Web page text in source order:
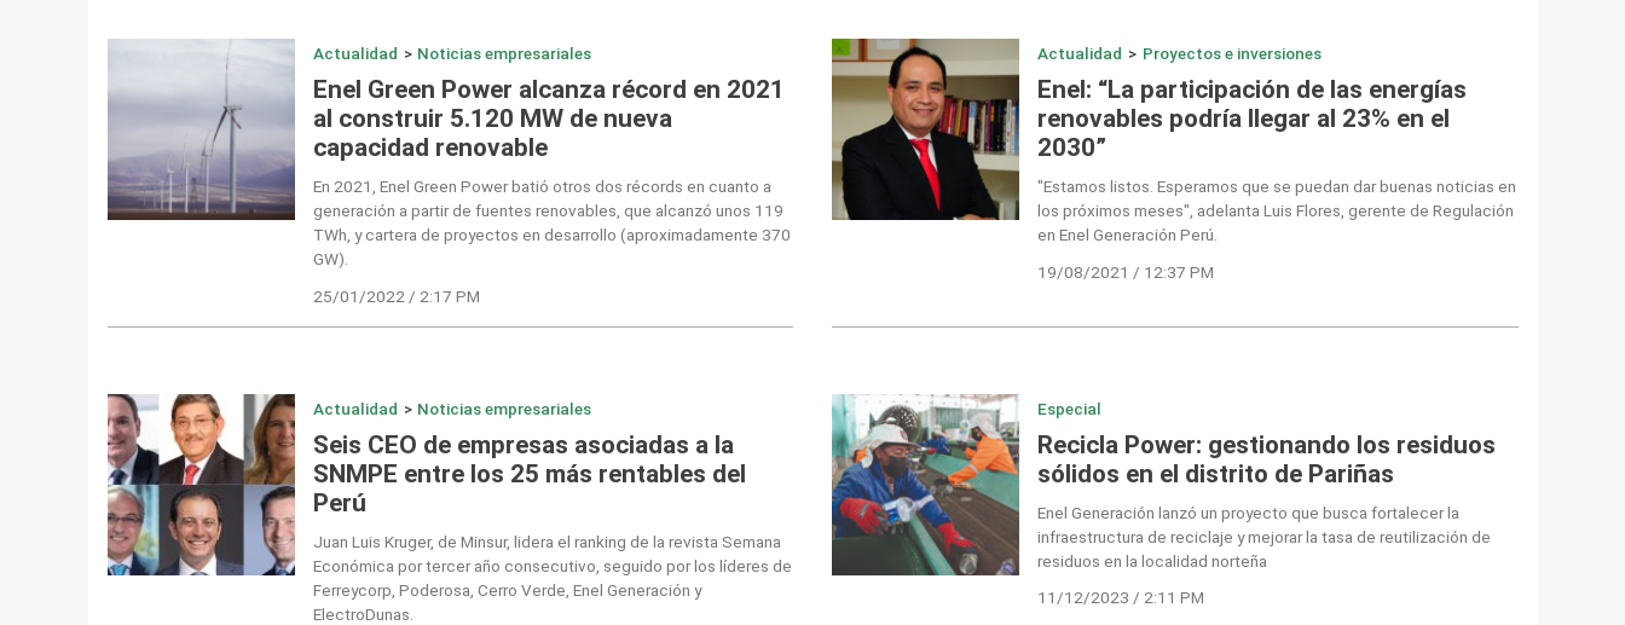
Actualidad > Noticias empresariales
Enel Green Power alcanza récord en 2021
al construir 5.120 MW de nueva
capacidad renovable
En 2021, Enel Green Power batió otros dos récords en cuanto a
generación a partir de fuentes renovables, que alcanzó unos 119
TWh, y cartera de proyectos en desarrollo (aproximadamente 370
GW).
25/01/2022 / 2:17 PM
Actualidad > Proyectos e inversiones
Enel: “La participación de las energías
renovables podría llegar al 23% en el
2030”
"Estamos listos. Esperamos que se puedan dar buenas noticias en
los próximos meses", adelanta Luis Flores, gerente de Regulación
en Enel Generación Perú.
19/08/2021 / 12:37 PM
Actualidad > Noticias empresariales
Seis CEO de empresas asociadas a la
SNMPE entre los 25 más rentables del
Perú
Juan Luis Kruger, de Minsur, lidera el ranking de la revista Semana
Económica por tercer año consecutivo, seguido por los líderes de
Ferreycorp, Poderosa, Cerro Verde, Enel Generación y
ElectroDunas.
Especial
Recicla Power: gestionando los residuos
sólidos en el distrito de Pariñas
Enel Generación lanzó un proyecto que busca fortalecer la
infraestructura de reciclaje y mejorar la tasa de reutilización de
residuos en la localidad norteña
11/12/2023 / 2:11 PM